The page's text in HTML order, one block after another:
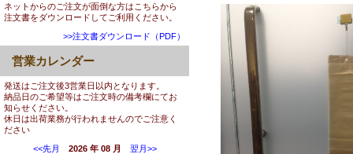
ネットからのご注文が面倒な方はこちらから
注文書をダウンロードしてご利用ください。
>>注文書ダウンロード（PDF）
営業カレンダー
発送はご注文後3営業日以内となります。
納品日のご希望等はご注文時の備考欄にてお
知らせください。
休日は出荷業務が行われませんのでご注意く
ださい
<<先月
2026 年 08 月 翌月>>